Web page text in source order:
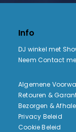
Info
DJ winkel met
Neem Contact
Algemene
Retouren &
Bezorgen &
Privacy Beleid
Cookie Beleid